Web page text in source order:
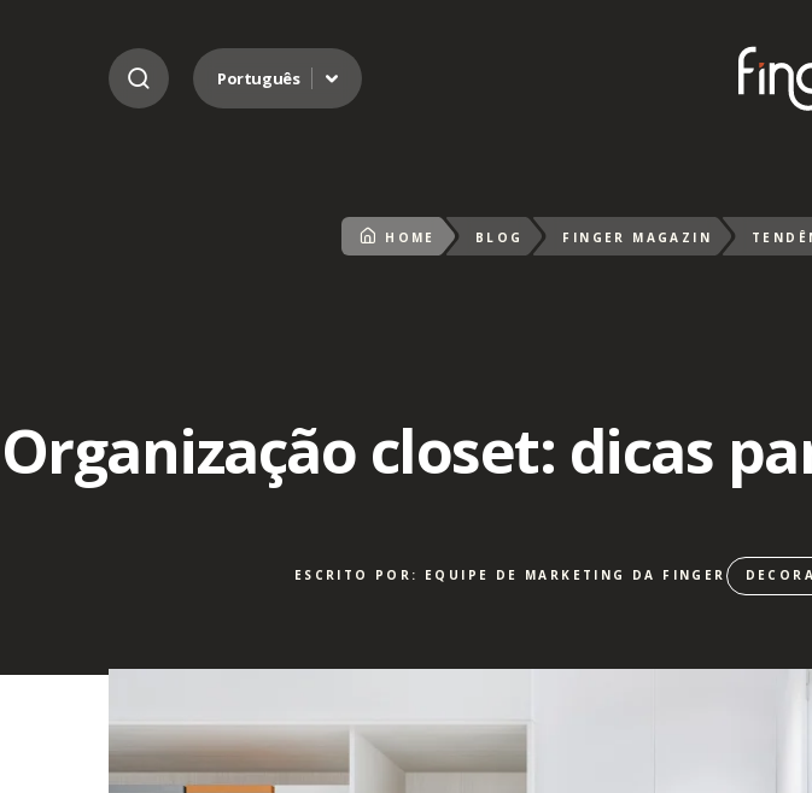
Ir para o conteúdo
Português
HOME BLOG FINGER MAGAZIN
Organização closet: dicas
ESCRITO POR: EQUIPE DE MARKETING DA FINGER